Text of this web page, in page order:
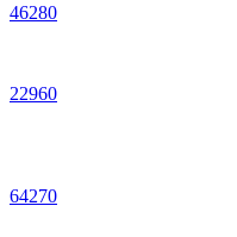
46280
22960
64270